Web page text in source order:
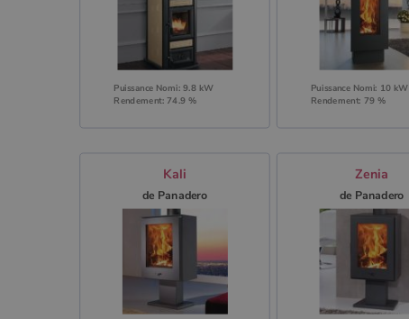
Puissance Nomi: 9.8 kW
Rendement: 74.9 %
Puissance Nomi: 10 kW
Rendement: 79 %
Kali
de Panadero
Zenia
de Panadero